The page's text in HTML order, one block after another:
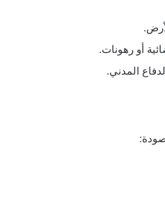
أو رهونات.
المدني.